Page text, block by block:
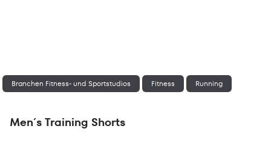
Branchen Fitness- und Sportstudios Fitness Running
Men´s Training Shorts